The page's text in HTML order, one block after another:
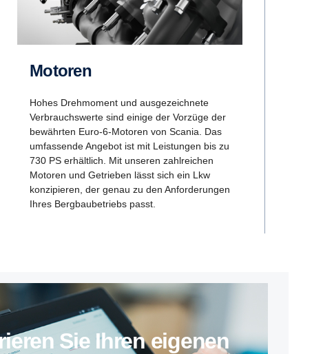
Motoren
Hohes Drehmoment und ausgezeichnete
Verbrauchswerte sind einige der Vorzüge der
bewährten Euro-6-Motoren von Scania. Das
umfassende Angebot ist mit Leistungen bis zu
730 PS erhältlich. Mit unseren zahlreichen
Motoren und Getrieben lässt sich ein Lkw
konzipieren, der genau zu den Anforderungen
Ihres Bergbaubetriebs passt.
Sie Ihren eigenen